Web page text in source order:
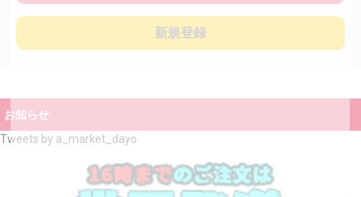
新規登録
お知らせ
Tweets by a_market_dayo